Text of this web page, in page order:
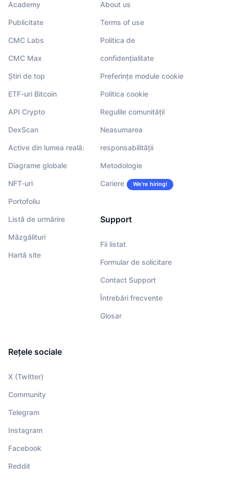
Academy
Publicitate
CMC Labs
CMC Max
Știri de top
ETF-uri Bitcoin
API Crypto
DexScan
Active din lumea reală:
Diagrame globale
NFT-uri
Portofoliu
Listă de urmărire
Mâzgălituri
Hartă site
About us
Terms of use
Politica de
confidențialitate
Preferințe module cookie
Politica cookie
Regulile comunității
Neasumarea
responsabilității
Metodologie
Cariere We’re hiring!
Support
Fii listat
Formular de solicitare
Contact Support
Întrebări frecvente
Glosar
Rețele sociale
X (Twitter)
Community
Telegram
Instagram
Facebook
Reddit